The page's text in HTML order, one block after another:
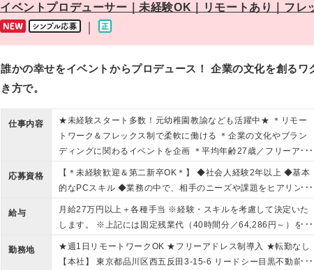
イベントプロデューサー｜未経験OK｜リモートあり｜フレ
誰かの幸せをイベントからプロデュース！ 企業の文化を創る
き方で。
仕事内容
★未経験スタート多数！元幼稚園教諭なども活躍中★ ＊リモー
トワーク＆フレックス制で柔軟に働ける ＊企業の文化やブラン
ディングに関わるイベントを企画 ＊平均年齢27歳／フリーアド
レス制でフラットな環境
応募資格
【＊未経験歓迎＆第二新卒OK＊】 ◆社会人経験2年以上 ◆基本
的なPCスキル ◆業務の中で、相手のニーズや課題をヒアリング
し、形にしてきた経験（職種不問） ※学歴不問です！ ＊ｰこん
な方にピッタリですｰ＊ ・誰かを喜ばせる仕事がしたい方 ・サ
プライズや人を喜ばせることが好きな方 ・仕事を通じて論理的
思考力を身に付けたい方 ・コミュニケーションやチームワーク
を大切にして働きたい方
給与
月給27万円以上＋各種手当 ※経験・スキルを考慮して決定いた
します。 ※上記には固定残業代（40時間分／64,286円～）を含
み、超過分は別途支給 ※試用期間3ヶ月（期間中の待遇に差異な
し）
勤務地
★週1日リモートワークOK ★フリーアドレス制導入 ★転勤なし
【本社】 東京都品川区西五反田3-15-6 リードシー目黒不動前ビ